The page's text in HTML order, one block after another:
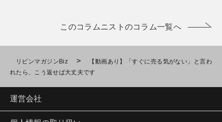
このコラムニストのコラム一覧へ
リビンマガジンBiz >
【動画あり】「すぐに売る気がない」と言わ
れたら、こう返せば大丈夫です
運営会社